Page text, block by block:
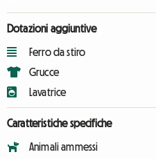
Dotazioni aggiuntive
Ferro da stiro
Grucce
Lavatrice
Caratteristiche specifiche
Animali ammessi